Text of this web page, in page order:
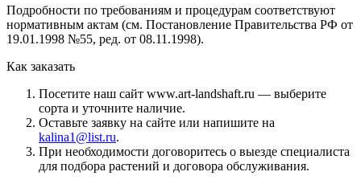
Подробности по требованиям и процедурам соответствуют
нормативным актам (см. Постановление Правительства РФ от
19.01.1998 №55, ред. от 08.11.1998).
Как заказать
Посетите наш сайт www.art-landshaft.ru — выберите
сорта и уточните наличие.
Оставьте заявку на сайте или напишите на
kalina1@list.ru.
При необходимости договоритесь о выезде специалиста
для подбора растений и договора обслуживания.